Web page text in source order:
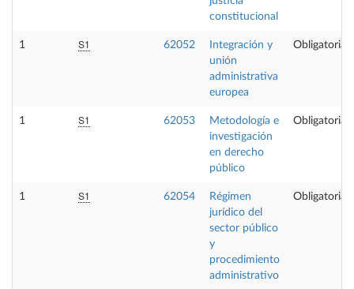
constitucional
1 S1 62052
Integración y
unión
administrativa
europea
Obligatoria
1 S1 62053
Metodología e
investigación
en derecho
público
Obligatoria
1 S1 62054
Régimen
jurídico del
sector público
y
procedimiento
administrativo
Obligatoria